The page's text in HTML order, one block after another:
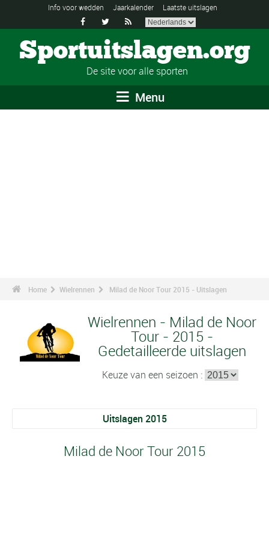
Info voor wedden Jaarkalender Laatste uitslagen
  
Sportuitslagen.org
De site voor alle sporten
Menu
Home Wielrennen Milad de Noor Tour 2015 - Uitslagen
Wielrennen - Milad de Noor
Tour - 2015 -
Gedetailleerde uitslagen
Keuze van een seizoen :
Uitslagen 2015
Milad de Noor Tour 2015